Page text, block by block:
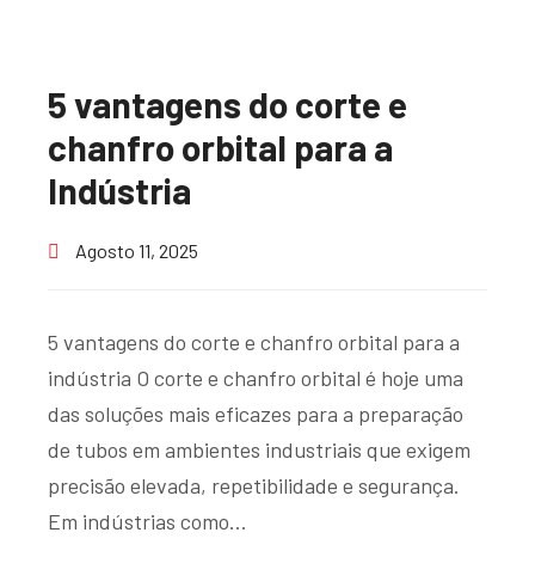
5 vantagens do corte e
chanfro orbital para a
Indústria
Agosto 11, 2025
5 vantagens do corte e chanfro orbital para a
indústria O corte e chanfro orbital é hoje uma
das soluções mais eficazes para a preparação
de tubos em ambientes industriais que exigem
precisão elevada, repetibilidade e segurança.
Em indústrias como…